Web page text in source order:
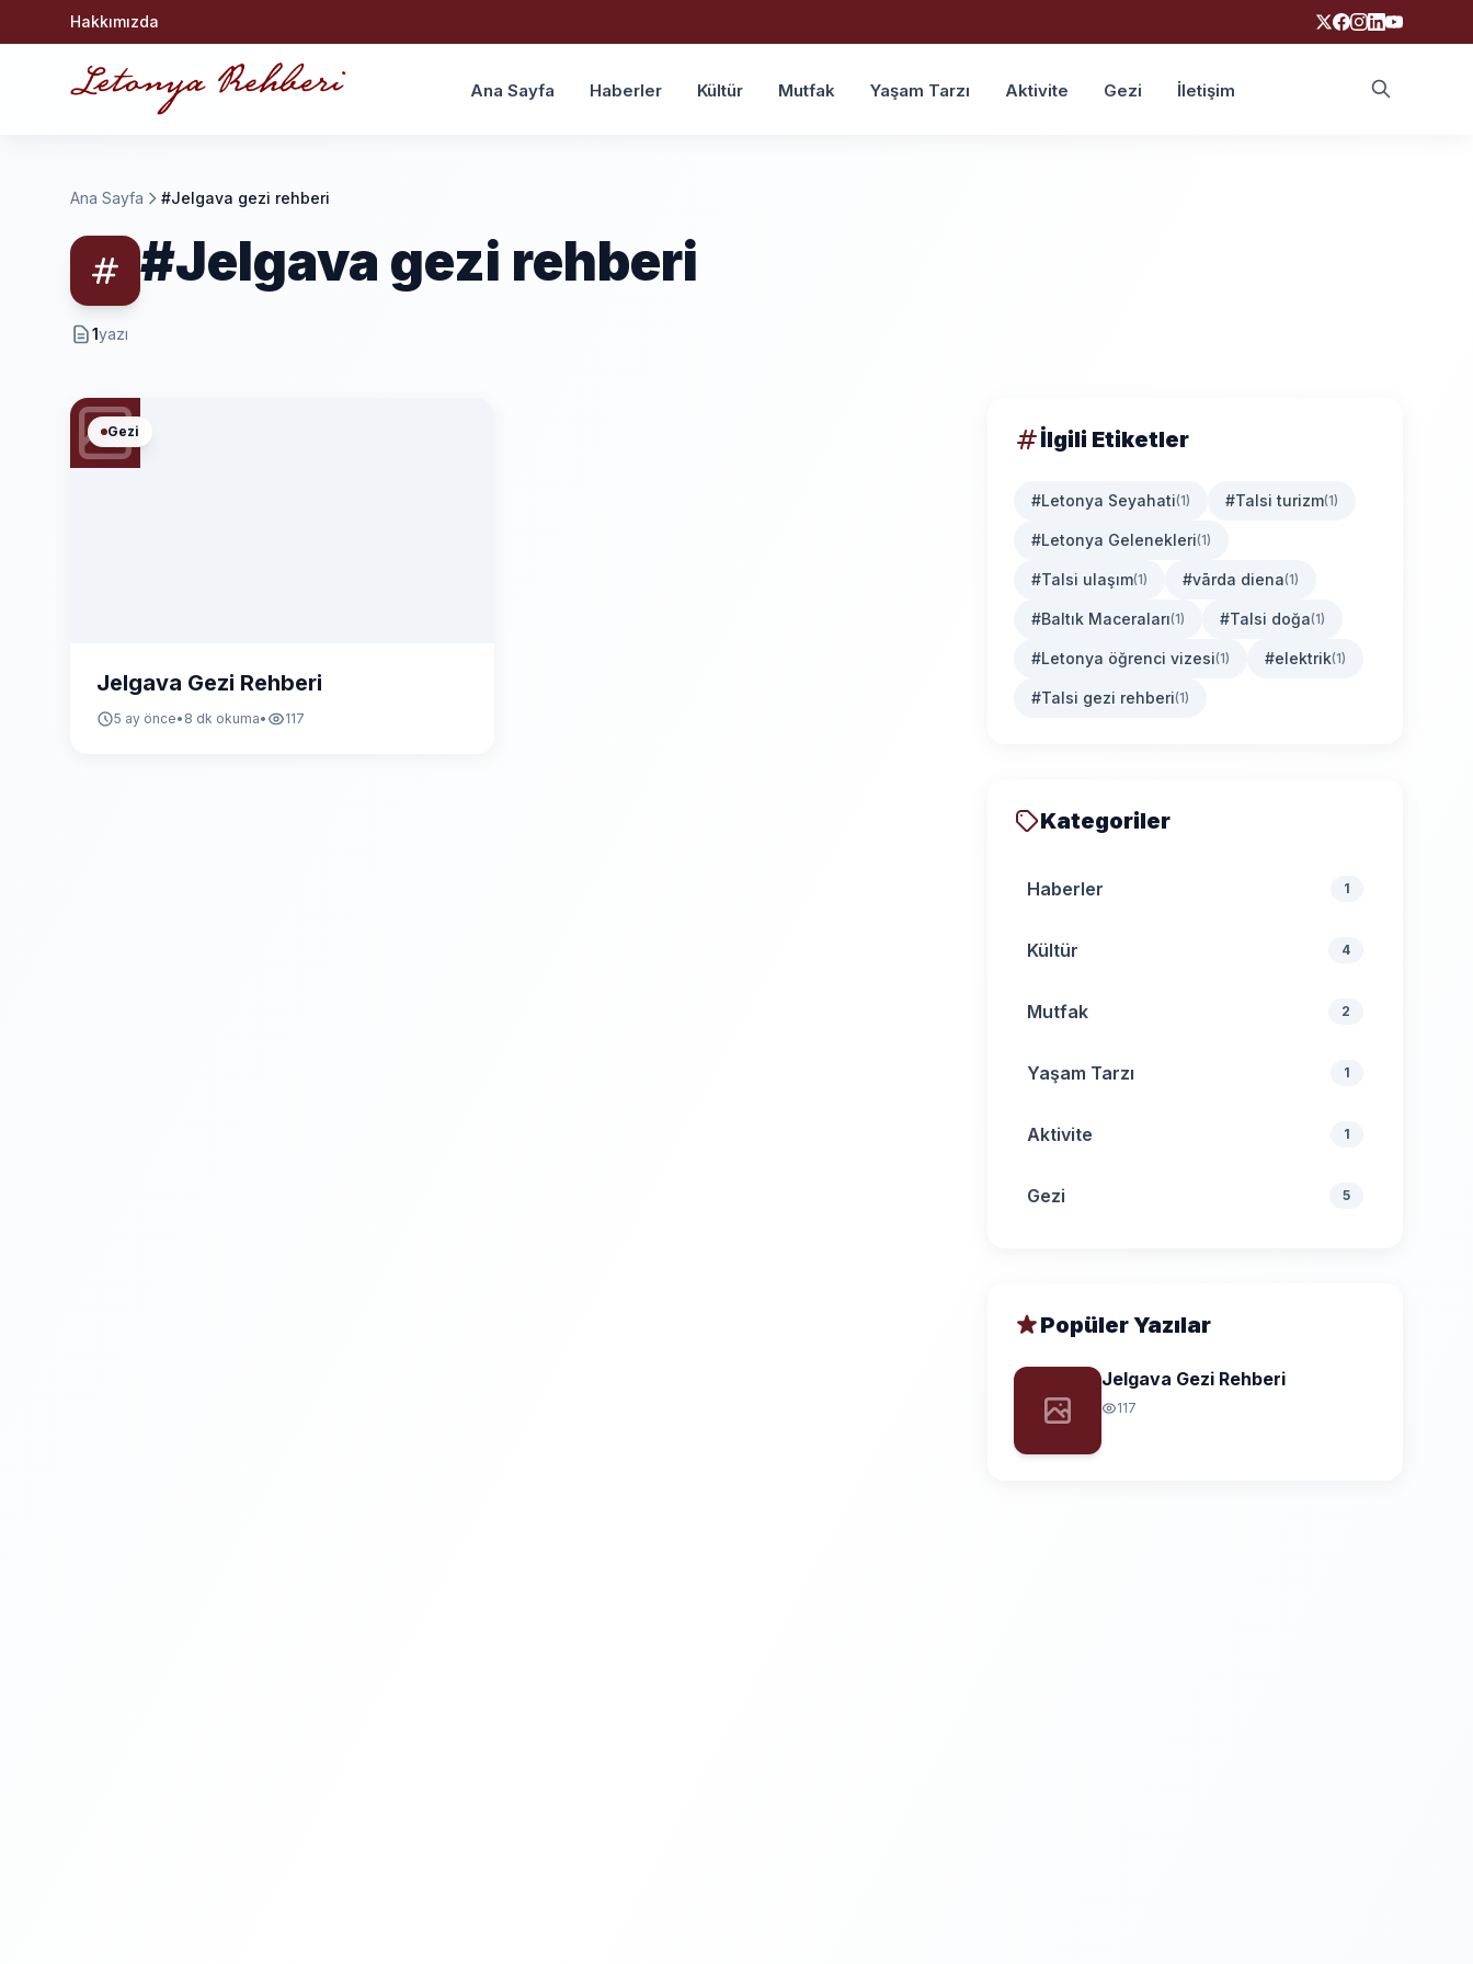
Hakkımızda
Ana Sayfa Haberler Kültür Mutfak Yaşam Tarzı Aktivite Gezi İletişim
Ana Sayfa #Jelgava gezi rehberi
#Jelgava gezi rehberi
1yazı
Gezi
Jelgava Gezi Rehberi
5 ay önce• 8 dk okuma• 117
İlgili Etiketler
#Letonya Seyahati(1) #Talsi turizm(1)
#Letonya Gelenekleri(1)
#Talsi ulaşım(1) #vārda diena(1)
#Baltık Maceraları(1) #Talsi doğa(1)
#Letonya öğrenci vizesi(1) #elektrik(1)
#Talsi gezi rehberi(1)
Kategoriler
Haberler 1
Kültür 4
Mutfak 2
Yaşam Tarzı 1
Aktivite 1
Gezi 5
Popüler Yazılar
Jelgava Gezi Rehberi
117